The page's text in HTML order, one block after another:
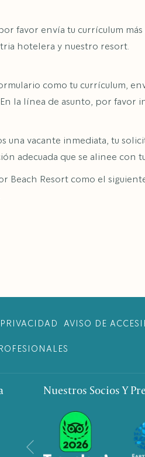
favor envía tu currículum
hotelera y nuestro resort.
como tu currículum,
la línea de asunto, por favor
una vacante inmediata, tu
adecuada que se alinee
Beach Resort como el
AVISO DE
Nuestros Socios Y
Anterior